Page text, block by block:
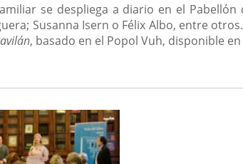
se despliega a diario en el
Susanna Isern o Félix Albo, entre
, basado en el Popol Vuh, disponible